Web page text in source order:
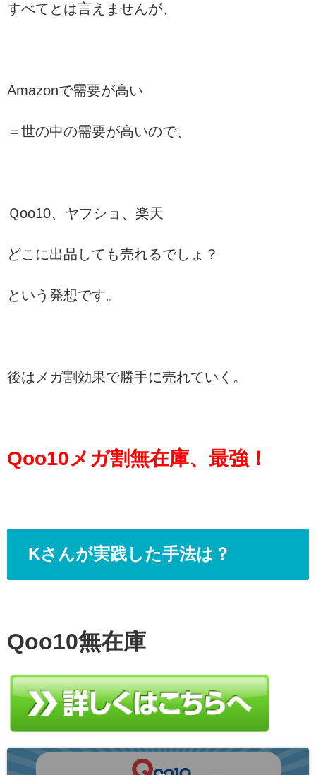
すべてとは言えませんが、
Amazonで需要が高い
＝世の中の需要が高いので、
Ｑoo10、ヤフショ、楽天
どこに出品しても売れるでしょ？
という発想です。
後はメガ割効果で勝手に売れていく。
Qoo10メガ割無在庫、最強！
Kさんが実践した手法は？
Qoo10無在庫